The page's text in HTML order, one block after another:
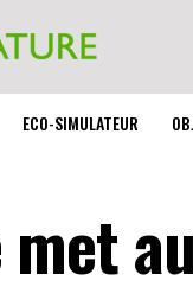
ECO-SIMULATEUR
met